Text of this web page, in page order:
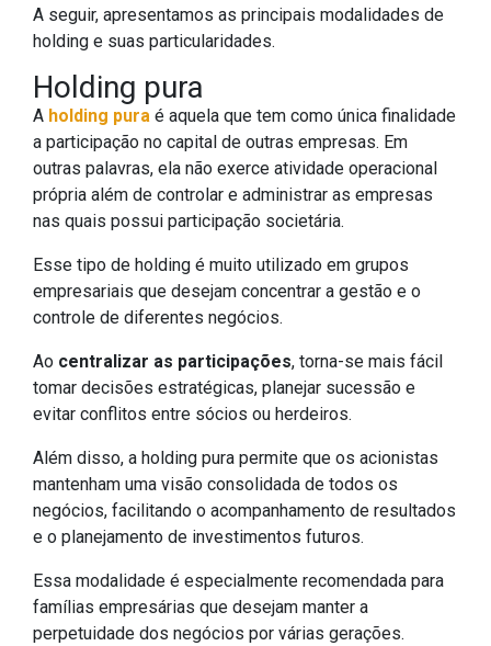
A seguir, apresentamos as principais modalidades de
holding e suas particularidades.
Holding pura
A holding pura é aquela que tem como única finalidade
a participação no capital de outras empresas. Em
outras palavras, ela não exerce atividade operacional
própria além de controlar e administrar as empresas
nas quais possui participação societária.
Esse tipo de holding é muito utilizado em grupos
empresariais que desejam concentrar a gestão e o
controle de diferentes negócios.
Ao centralizar as participações, torna-se mais fácil
tomar decisões estratégicas, planejar sucessão e
evitar conflitos entre sócios ou herdeiros.
Além disso, a holding pura permite que os acionistas
mantenham uma visão consolidada de todos os
negócios, facilitando o acompanhamento de resultados
e o planejamento de investimentos futuros.
Essa modalidade é especialmente recomendada para
famílias empresárias que desejam manter a
perpetuidade dos negócios por várias gerações.